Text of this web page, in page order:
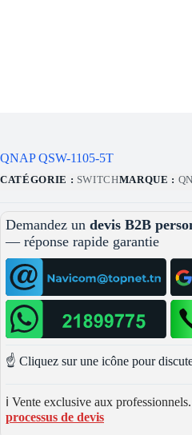
QNAP QSW-1105-5T
CATÉGORIE : SWITCHMARQUE :
Demandez un devis B2B
— réponse rapide garantie
☝️ Cliquez sur une icône pour
ℹ️ Vente exclusive aux professionnels.
processus de devis